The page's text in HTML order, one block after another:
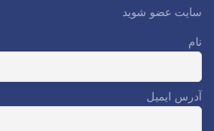
سایت عضو شوید
نام
آدرس ایمیل